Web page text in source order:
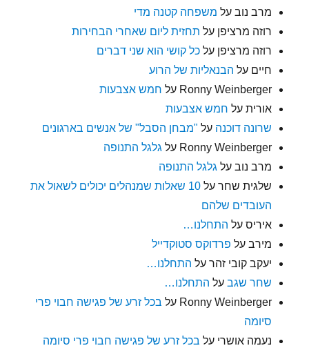
מרב נוב על משפחה קטנה מדי
רוזה מרציפן על תחזית ליום שאחרי הבחירות
רוזה מרציפן עלכל קושי הוא שני דברים
חיים על הבנאליות של הרוע
Ronny Weinberger על חמש אצבעות
אורית על חמש אצבעות
שרונה דוכנה על "מבחן הסבל" של אנשים בארגונים
Ronny Weinberger על גלגל התנופה
מרב נוב על גלגל התנופה
שלגית שחר על
10 שאלות שמנהלים יכולים לשאול את
העובדים שלהם
איריס על התחלנו…
מירב על פרדוקס סטוקדייל
יעקב קובי זהר על התחלנו…
שחר שגב על התחלנו…
Ronny Weinberger על בכל זרע של פגישה חבוי פרי
סיומה
נעמה אושרי על בכל זרע של פגישה חבוי פרי סיומה